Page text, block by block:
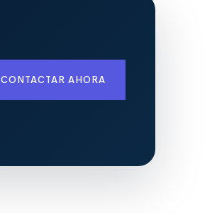
CONTACTAR AHORA